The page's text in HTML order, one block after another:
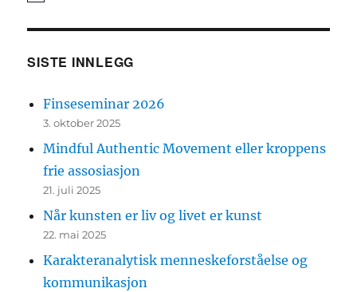
a
SISTE INNLEGG
Finseseminar 2026
3. oktober 2025
Mindful Authentic Movement eller kroppens
frie assosiasjon
21. juli 2025
Når kunsten er liv og livet er kunst
22. mai 2025
Karakteranalytisk menneskeforståelse og
kommunikasjon